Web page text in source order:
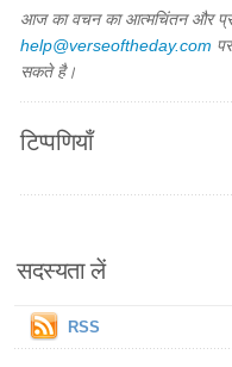
आज का वचन का आत्मचिंतन और
help@verseoftheday.com
सकते है।
टिप्पणियाँ
सदस्यता लें
RSS